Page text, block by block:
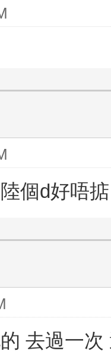
個d好唔掂
去過一次